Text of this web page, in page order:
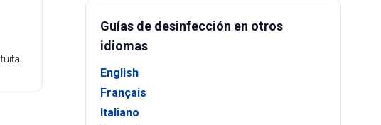
Guías de desinfección en otros
idiomas
English
Français
Italiano